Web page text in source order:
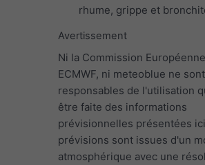
rhume, grippe et
Avertissement
Ni la Commission
ECMWF, ni meteoblue ne sont
responsables de l'utilisation
être faite des informations
prévisionnelles présentées
prévisions sont issues d'un
atmosphérique avec une